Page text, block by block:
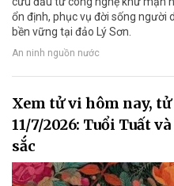
ổn định, phục vụ đời sống người
bền vững tại đảo Lý Sơn.
An ninh nguồn nước
Xem tử vi hôm nay,
11/7/2026: Tuổi Tuất
sắc